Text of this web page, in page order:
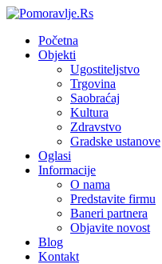
Početna
Objekti
Ugostiteljstvo
Trgovina
Saobraćaj
Kultura
Zdravstvo
Gradske ustanove
Oglasi
Informacije
O nama
Predstavite firmu
Baneri partnera
Objavite novost
Blog
Kontakt